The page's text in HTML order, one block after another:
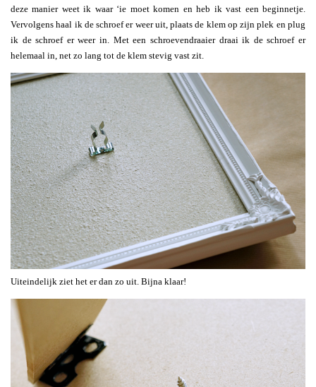
deze manier weet ik waar ‘ie moet komen en heb ik vast een beginnetje.
Vervolgens haal ik de schroef er weer uit, plaats de klem op zijn plek en plug
ik de schroef er weer in. Met een schroevendraaier draai ik de schroef er
helemaal in, net zo lang tot de klem stevig vast zit.
Uiteindelijk ziet het er dan zo uit. Bijna klaar!